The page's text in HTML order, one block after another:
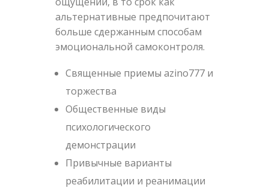
альтернативные предпочитают
больше сдержанным способам
эмоциональной самоконтроля.
Священные приемы azino777 и
торжества
Общественные виды
психологического
демонстрации
Привычные варианты
реабилитации и реанимации